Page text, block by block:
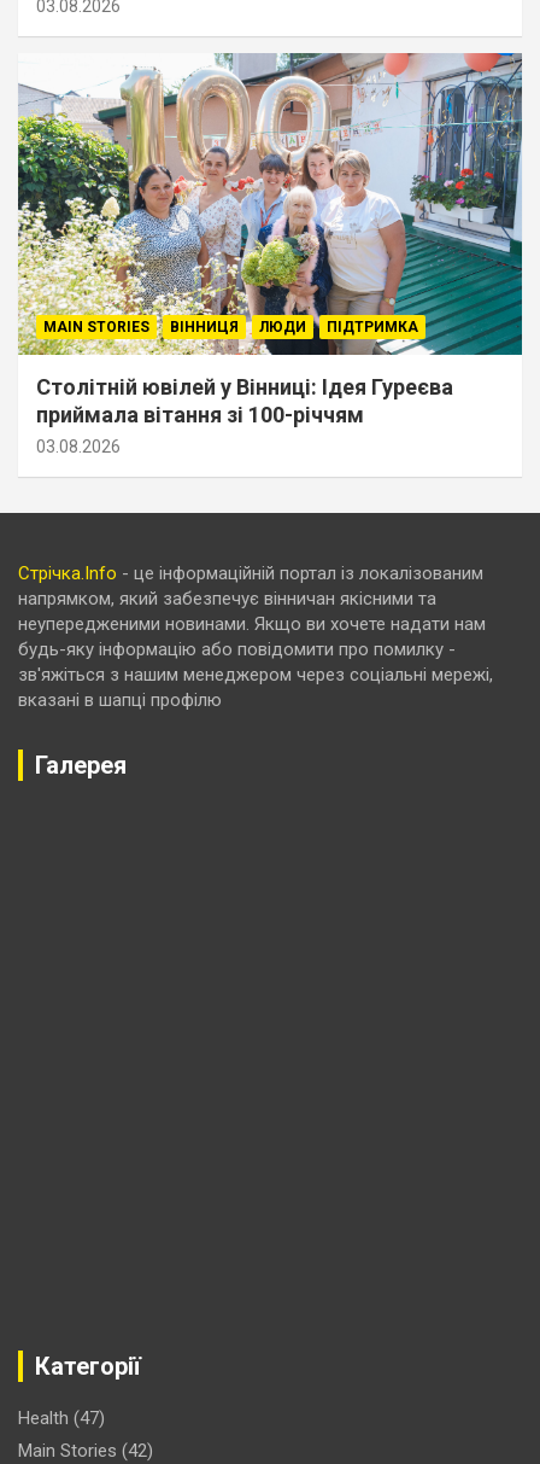
03.08.2026
MAIN STORIES ВІННИЦЯ ЛЮДИ ПІДТРИМКА
Столітній ювілей у Вінниці: Ідея Гуреєва
приймала вітання зі 100-річчям
03.08.2026
Стрічка.Info - це інформаційній портал із локалізованим
напрямком, який забезпечує вінничан якісними та
неупередженими новинами. Якщо ви хочете надати нам
будь-яку інформацію або повідомити про помилку -
зв'яжіться з нашим менеджером через соціальні мережі,
вказані в шапці профілю
Галерея
Категорії
Health (47)
Main Stories (42)